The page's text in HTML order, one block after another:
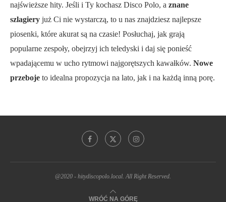
najświeższe hity. Jeśli i Ty kochasz Disco Polo, a znane
szlagiery już Ci nie wystarczą, to u nas znajdziesz najlepsze
piosenki, które akurat są na czasie! Posłuchaj, jak grają
popularne zespoły, obejrzyj ich teledyski i daj się ponieść
wpadającemu w ucho rytmowi najgorętszych kawałków. Nowe
przeboje to idealna propozycja na lato, jak i na każdą inną porę.
@2020 - hitydiscopolo.local. All Right Reserved.
WRÓĆ NA GÓRĘ